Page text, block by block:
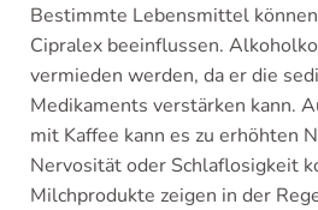
Bestimmte Lebensmittel
Cipralex beeinflussen.
vermieden werden, da er die
Medikaments verstärken kann.
mit Kaffee kann es zu erhöhten
Nervosität oder Schlaflosigkeit
Milchprodukte zeigen in der